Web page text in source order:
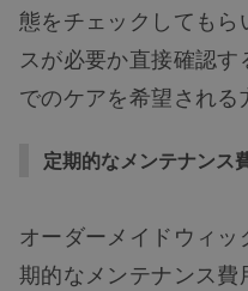
態をチェックしても
スが必要か直接確認
でのケアを希望される
定期的なメンテナンス
オーダーメイドウィ
期的なメンテナンス